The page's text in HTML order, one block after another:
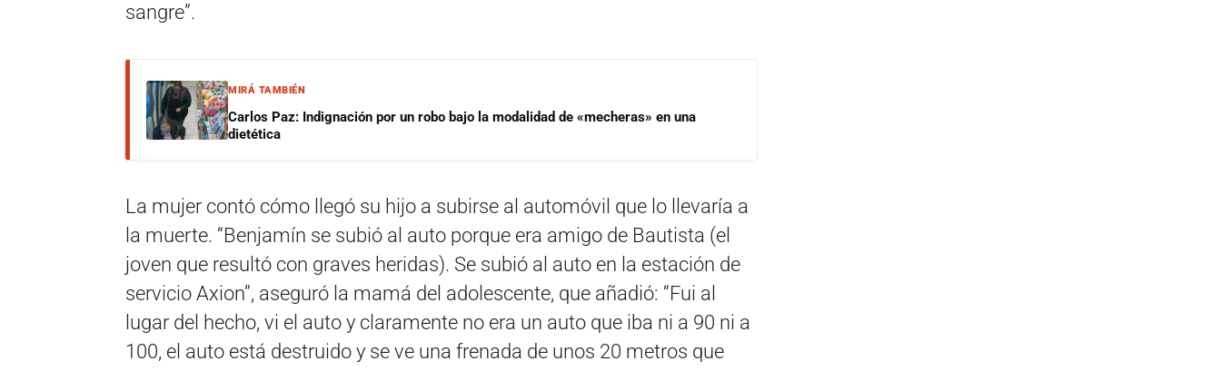
sangre”.
MIRÁ TAMBIÉN
Carlos Paz: Indignación por un robo bajo la modalidad de «mecheras» en una
dietética
La mujer contó cómo llegó su hijo a subirse al automóvil que lo llevaría a
la muerte. “Benjamín se subió al auto porque era amigo de Bautista (el
joven que resultó con graves heridas). Se subió al auto en la estación de
servicio Axion”, aseguró la mamá del adolescente, que añadió: “Fui al
lugar del hecho, vi el auto y claramente no era un auto que iba ni a 90 ni a
100, el auto está destruido y se ve una frenada de unos 20 metros que